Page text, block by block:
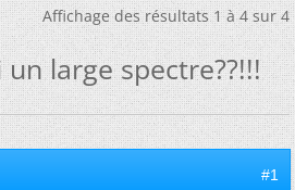
Affichage des résultats 1 à 4 sur 4
large spectre??!!!
#1